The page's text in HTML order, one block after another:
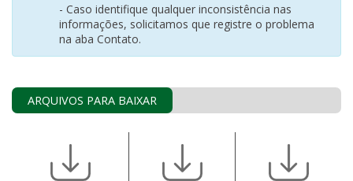
- Caso identifique qualquer inconsistência nas
informações, solicitamos que registre o problema
na aba Contato.
ARQUIVOS PARA BAIXAR